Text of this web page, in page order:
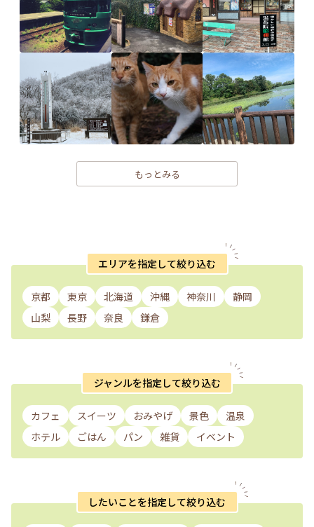
もっとみる
エリアを指定して絞り込む
京都 東京 北海道 沖縄 神奈川
静岡
山梨
長野 奈良 鎌倉
ジャンルを指定して絞り込む
カフェ スイーツ おみやげ 景色
温泉
ホテル
ごはん パン 雑貨 イベント
したいことを指定して絞り込む